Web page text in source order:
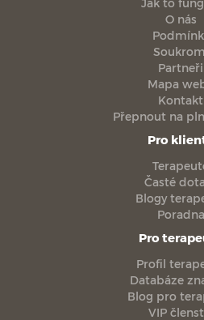
Jak to
O nás
Partneři
Mapa
Kontakt
Přepnout na
Pro
Časté
Blogy
Poradna
Pro
Profil
Databáze
Blog pro
VIP